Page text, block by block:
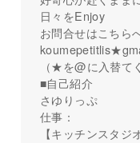
日々をEnjoy
お問合せはこちら
（★を@に入替て
■自己紹介
さゆりっぷ
仕事：
【キッチンスタジ